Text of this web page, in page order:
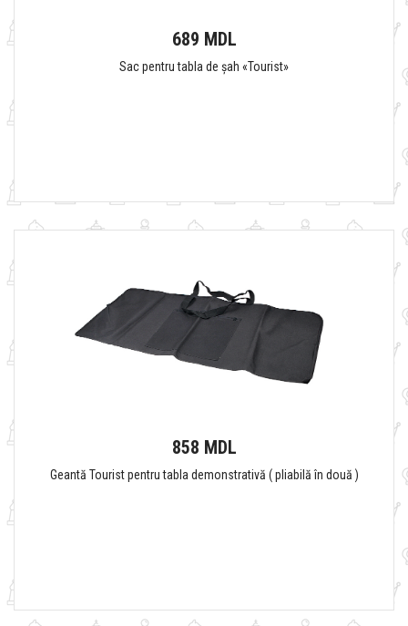
689 MDL
Sac pentru tabla de șah «Tourist»
858 MDL
Geantă Tourist pentru tabla demonstrativă ( pliabilă în două )